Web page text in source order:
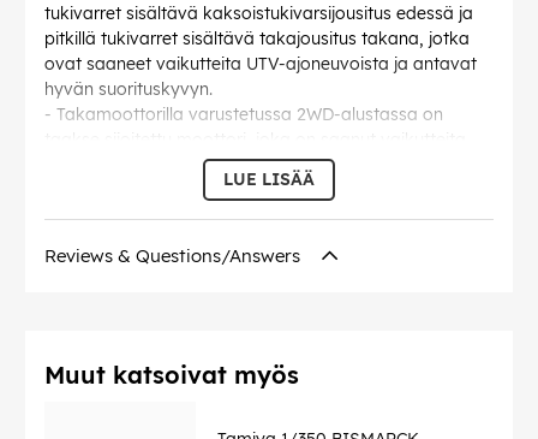
tukivarret sisältävä kaksoistukivarsijousitus edessä ja
pitkillä tukivarret sisältävä takajousitus takana, jotka
ovat saaneet vaikutteita UTV-ajoneuvoista ja antavat
hyvän suorituskyvyn.
- Takamoottorilla varustetussa 2WD-alustassa on
oikeiden ajoneuvojen samasta sijoittelusta, ja se
mahdollistaa erinomaisen takavetovoiman.
- Nelipyöräisessä
öljyvaimentimia, jotka takaavat erinomaisen
- TA06-takavedon tasauspyörästö mahdollistaa
runsaiden Grade-Up-osien käytön.
LUE LISÄÄ
Reviews & Questions/Answers
Muut katsoivat myös